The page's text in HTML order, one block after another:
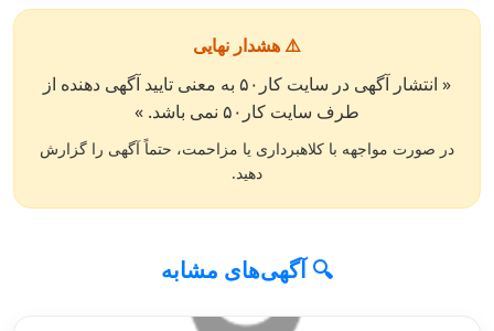
⚠️ هشدار نهایی
« انتشار آگهی در سایت کار۵۰ به معنی تایید آگهی دهنده از
طرف سایت کار۵۰ نمی باشد. »
در صورت مواجهه با کلاهبرداری یا مزاحمت، حتماً آگهی را گزارش
دهید.
🔍 آگهی‌های مشابه